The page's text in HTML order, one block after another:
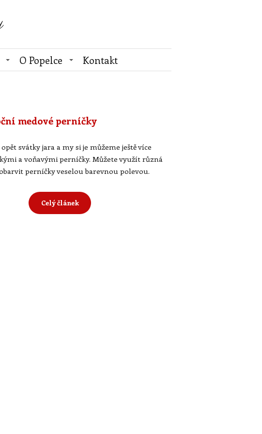
O Popelce Kontakt
medové perníčky
svátky jara a my si je můžeme ještě více
a voňavými perníčky. Můžete využít různá
perníčky veselou barevnou polevou.
Celý článek